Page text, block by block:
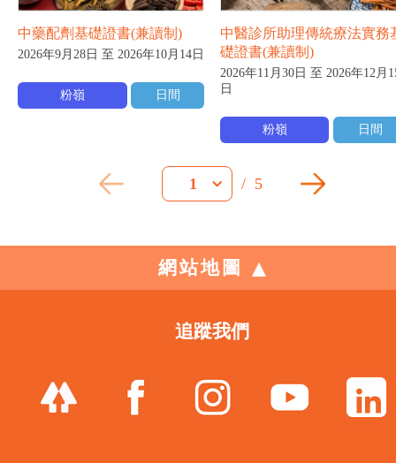
中藥配劑基礎證書(兼讀制)
2026年9月28日 至 2026年10月14日
粉嶺 日間
中醫診所助理傳統療法實務
礎證書(兼讀制)
2026年11月30日 至 2026年12月
日
粉嶺 日間
1 / 5
網站地圖
追蹤我們